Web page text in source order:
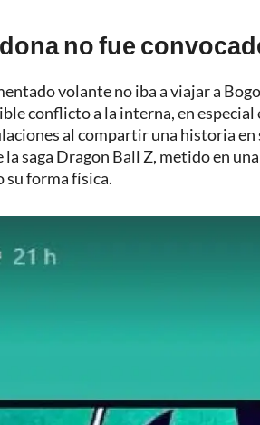
no fue
volante no iba a viajar a
conflicto a la interna, en
al compartir una historia
saga Dragon Ball Z, metido en
su forma física.